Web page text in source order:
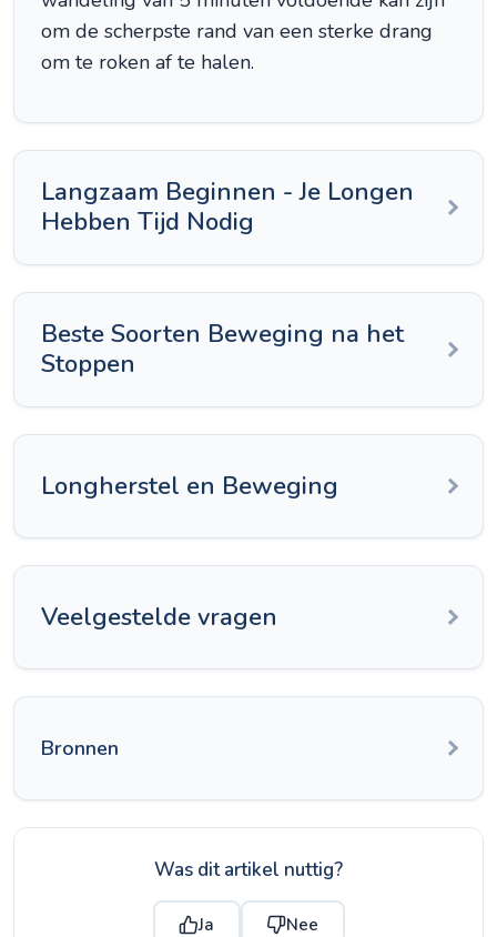
om de scherpste rand van een sterke drang
om te roken af te halen.
Langzaam Beginnen - Je Longen
Hebben Tijd Nodig
Beste Soorten Beweging na het
Stoppen
Longherstel en Beweging
Veelgestelde vragen
Bronnen
Was dit artikel nuttig?
Ja Nee